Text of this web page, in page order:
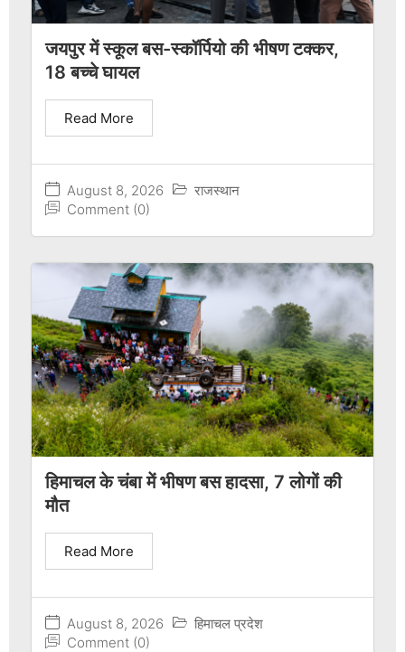
जयपुर में स्कूल बस-स्कॉर्पियो की भीषण टक्कर,
18 बच्चे घायल
August 8, 2026
राजस्थान
Comment (0)
Read More
हिमाचल के चंबा में भीषण बस हादसा, 7 लोगों की
मौत
August 8, 2026
हिमाचल प्रदेश
Comment (0)
Read More